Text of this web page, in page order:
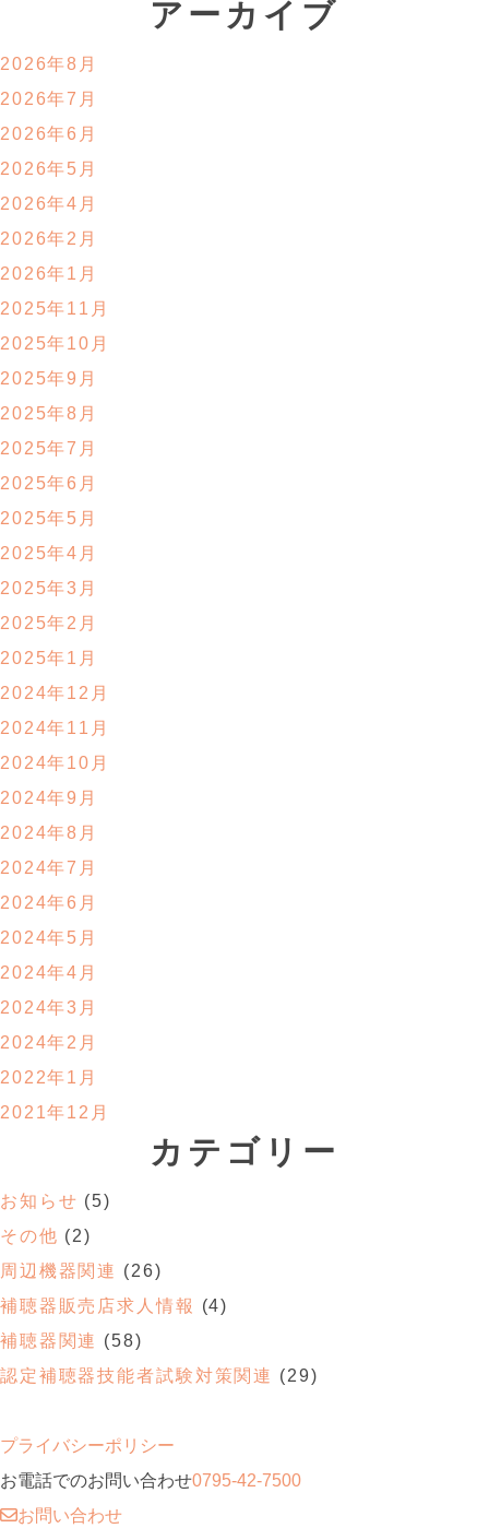
アーカイブ
2026年8月
2026年7月
2026年6月
2026年5月
2026年4月
2026年2月
2026年1月
2025年11月
2025年10月
2025年9月
2025年8月
2025年7月
2025年6月
2025年5月
2025年4月
2025年3月
2025年2月
2025年1月
2024年12月
2024年11月
2024年10月
2024年9月
2024年8月
2024年7月
2024年6月
2024年5月
2024年4月
2024年3月
2024年2月
2022年1月
2021年12月
カテゴリー
お知らせ (5)
その他 (2)
周辺機器関連 (26)
補聴器販売店求人情報
(4)
補聴器関連 (58)
認定補聴器技能者試験対策関連 (29)
プライバシーポリシー
お電話でのお問い合わせ0795-42-7500
お問い合わせ